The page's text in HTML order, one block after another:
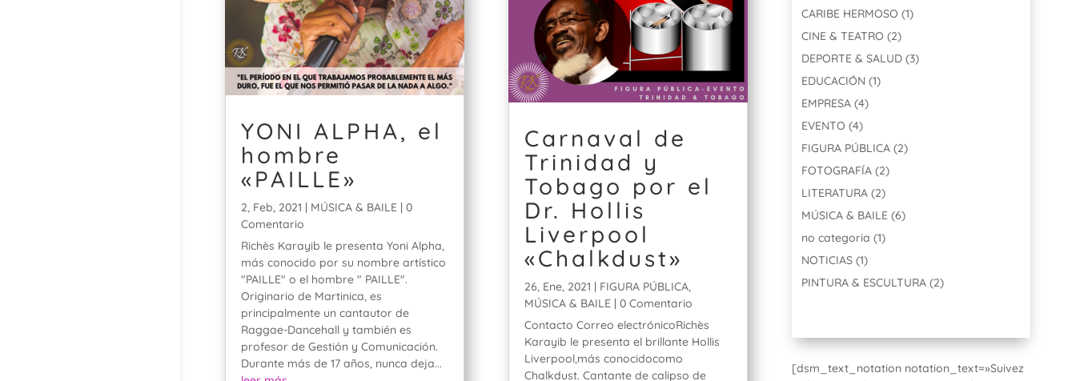
YONI ALPHA, el
hombre
«PAILLE»
2, Feb, 2021 | MÚSICA & BAILE| 0
Comentario
Richès Karayib le presenta Yoni Alpha,
más conocido por su nombre artístico
"PAILLE" o el hombre " PAILLE".
Originario de Martinica, es
principalmente un cantautor de
Raggae-Dancehall y también es
profesor de Gestión y Comunicación.
Durante más de 17 años, nunca deja...
Carnaval de
Trinidad y
Tobago por el
Dr. Hollis
Liverpool
«Chalkdust»
26, Ene, 2021 | FIGURA PÚBLICA
MÚSICA & BAILE | 0 Comentario
Contacto Correo electrónicoRichès
Karayib le presenta el brillante Hollis
Liverpool,más conocidocomo
Chalkdust. Cantante de calipso de
CARIBE HERMOSO (1)
CINE & TEATRO (2)
DEPORTE & SALUD (3)
EDUCACIÓN (1)
EMPRESA (4)
EVENTO (4)
FIGURA PÚBLICA (2)
FOTOGRAFÍA (2)
LITERATURA (2)
MÚSICA & BAILE (6)
no categoria (1)
NOTICIAS (1)
PINTURA & ESCULTURA (2)
[dsm_text_notation notation_text=»Suivez